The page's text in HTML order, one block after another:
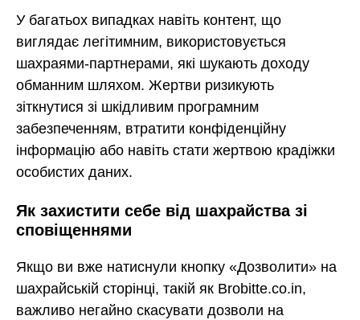
У багатьох випадках навіть контент, що
виглядає легітимним, використовується
шахраями-партнерами, які шукають доходу
обманним шляхом. Жертви ризикують
зіткнутися зі шкідливим програмним
забезпеченням, втратити конфіденційну
інформацію або навіть стати жертвою крадіжки
особистих даних.
Як захистити себе від шахрайства зі
сповіщеннями
Якщо ви вже натиснули кнопку «Дозволити» на
шахрайській сторінці, такій як Brobitte.co.in,
важливо негайно скасувати дозволи на